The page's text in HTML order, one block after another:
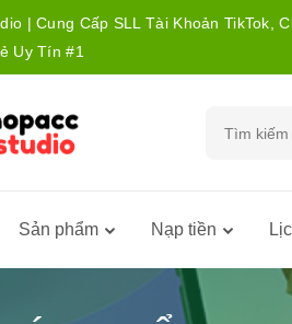
| Cung Cấp SLL Tài Khoản TikTok,
Uy Tín #1
Sản phẩm Nạp tiền